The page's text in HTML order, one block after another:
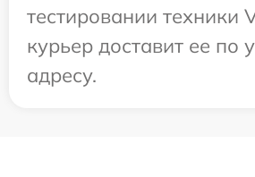
тестировании техники
курьер доставит ее по
адресу.